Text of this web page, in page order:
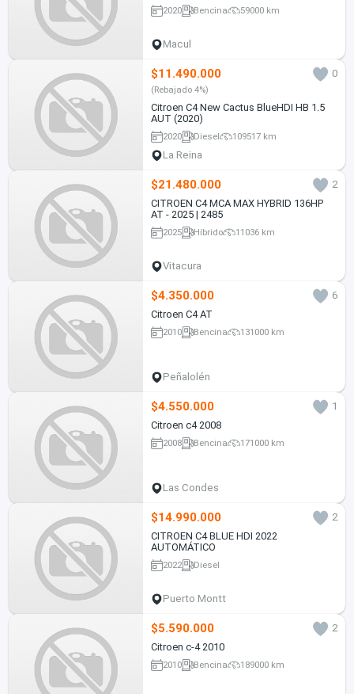
2020 Bencina 59000 km
Macul
$11.490.000 0
(Rebajado 4%)
Citroen C4 New Cactus BlueHDI HB 1.5
AUT (2020)
2020 Diesel 109517 km
La Reina
$21.480.000
2
CITROEN C4 MCA MAX HYBRID 136HP
AT - 2025 | 2485
2025 Híbrido 11036 km
Vitacura
$4.350.000
6
Citroen C4 AT
2010 Bencina 131000 km
Peñalolén
$4.550.000
1
Citroen c4 2008
2008 Bencina 171000 km
Las Condes
$14.990.000
2
CITROEN C4 BLUE HDI 2022
AUTOMÁTICO
2022 Diesel
Puerto Montt
$5.590.000
2
Citroen c-4 2010
2010 Bencina 189000 km